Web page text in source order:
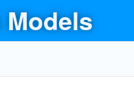
Models